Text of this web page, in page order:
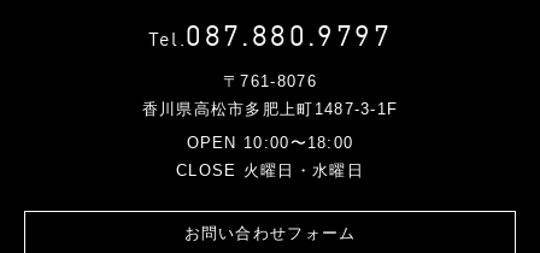
Tel.087.880.9797
〒761-8076
香川県高松市多肥上町1487-3-1F
OPEN 10:00〜18:00
CLOSE 火曜日・水曜日
お問い合わせフォーム